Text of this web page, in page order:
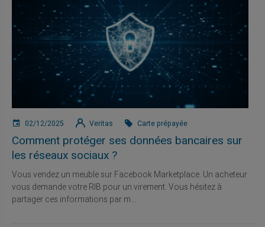
02/12/2025 Veritas Carte prépayée
Comment protéger ses données bancaires sur
les réseaux sociaux ?
Vous vendez un meuble sur Facebook Marketplace. Un acheteur
vous demande votre RIB pour un virement. Vous hésitez à
partager ces informations par m...